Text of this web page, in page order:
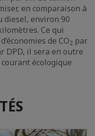
en comparaison à
diesel, environ 90
Ce qui
de CO2 par
DPD, il sera en outre
écologique